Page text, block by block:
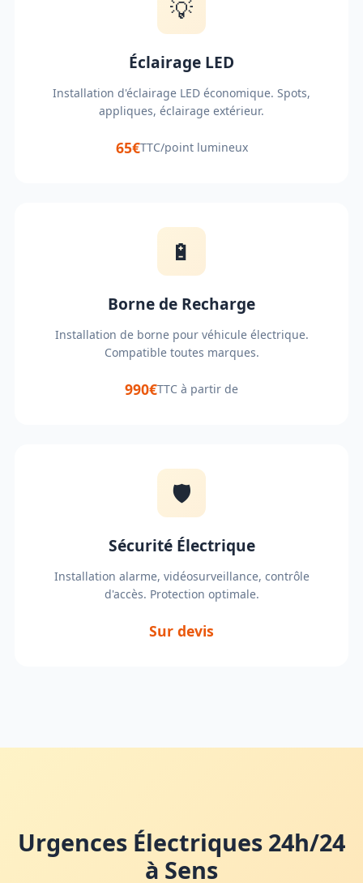
💡
Éclairage LED
Installation d'éclairage LED économique. Spots,
appliques, éclairage extérieur.
65€TTC/point lumineux
🔋
Borne de Recharge
Installation de borne pour véhicule électrique.
Compatible toutes marques.
990€TTC à partir de
🛡️
Sécurité Électrique
Installation alarme, vidéosurveillance, contrôle
d'accès. Protection optimale.
Sur devis
Urgences Électriques 24h/24
à Sens